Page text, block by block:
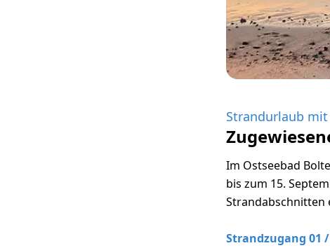
Strandurlaub
Im Ostseebad
bis zum 15.
Strandabschnitten
Strandzugang 01